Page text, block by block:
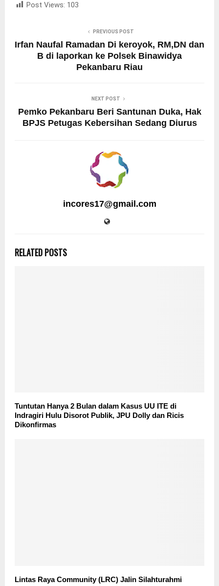
Post Views: 103
PREVIOUS POST
Irfan Naufal Ramadan Di keroyok, RM,DN dan
B di laporkan ke Polsek Binawidya
Pekanbaru Riau
NEXT POST
Pemko Pekanbaru Beri Santunan Duka, Hak
BPJS Petugas Kebersihan Sedang Diurus
incores17@gmail.com
RELATED POSTS
Tuntutan Hanya 2 Bulan dalam Kasus UU ITE di
Indragiri Hulu Disorot Publik, JPU Dolly dan Ricis
Dikonfirmas
Lintas Raya Community (LRC) Jalin Silahturahmi